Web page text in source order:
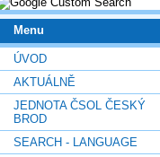
Menu
ÚVOD
AKTUÁLNĚ
JEDNOTA ČSOL ČESKÝ
BROD
SEARCH - LANGUAGE